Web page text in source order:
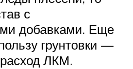
с
добавками. Еще
грунтовки —
ЛКМ.